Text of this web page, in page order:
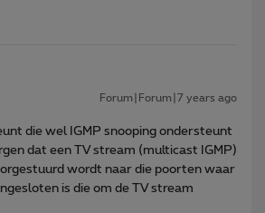
Forum|Forum|7 years ago
die wel IGMP snooping ondersteunt
dat een TV stream (multicast IGMP)
wordt naar die poorten waar
is die om de TV stream